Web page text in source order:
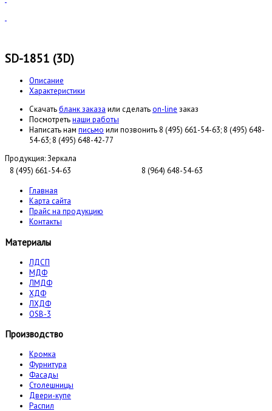
SD-1851 (3D)
Описание
Характеристики
Cкачатьбланк заказа или сделатьon-line заказ
Посмотретьнаши работы
Написать нам письмо или позвонить 8 (495) 661-54-63; 8 (495) 648-
54-63; 8 (495) 648-42-77
Продукция:Зеркала
8 (495) 661-54-63
8 (964) 648-54-63
Главная
Карта сайта
Прайс на продукцию
Контакты
Материалы
ЛДСП
МДФ
ЛМДФ
ХДФ
ЛХДФ
OSB-3
Производство
Кромка
Фурнитура
Фасады
Столешницы
Двери-купе
Распил